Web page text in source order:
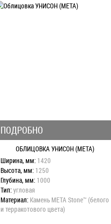
ПОДРОБНО
ОБЛИЦОВКА УНИСОН (МЕТА)
Ширина, мм: 1420
Высота, мм: 1250
Глубина, мм: 1000
Тип:угловая
Материал: Камень META Stone™ (белого
и терракотового цвета)